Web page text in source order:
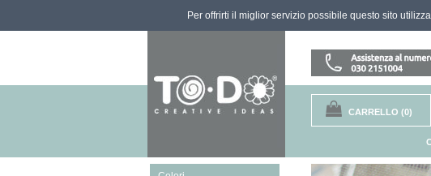
Per offrirti il miglior servizio possibile questo sito
CARRELLO (0)